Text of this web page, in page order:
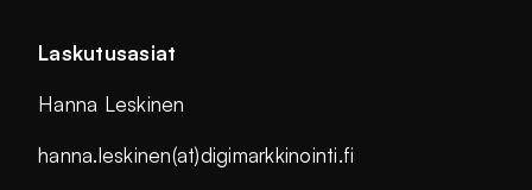
Laskutusasiat
Hanna Leskinen
hanna.leskinen(at)digimarkkinointi.fi